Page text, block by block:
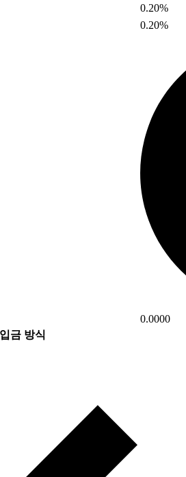
0.20%
0.20%
0.0000
입금 방식